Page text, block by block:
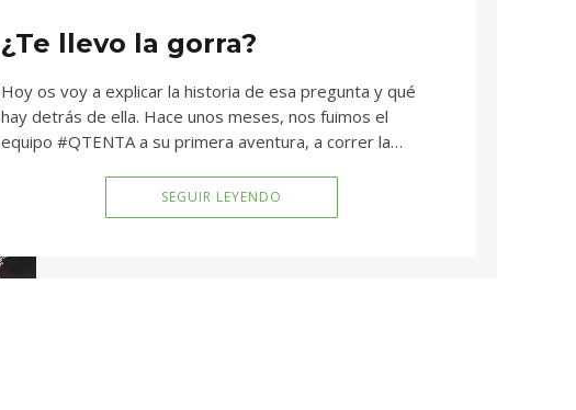
¿Te llevo la gorra?
Hoy os voy a explicar la historia de esa pregunta y qué
hay detrás de ella. Hace unos meses, nos fuimos el
equipo #QTENTA a su primera aventura, a correr la…
SEGUIR LEYENDO